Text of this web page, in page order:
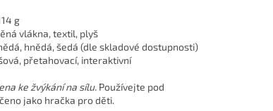
g
vlákna, textil, plyš
hnědá, šedá (dle skladové dostupnosti)
přetahovací, interaktivní
ke žvýkání na sílu.Používejte pod
jako hračka pro děti.